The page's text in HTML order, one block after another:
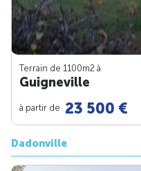
Terrain de 1100m2 à
Guigneville
à partir de 23 500 €
Dadonville